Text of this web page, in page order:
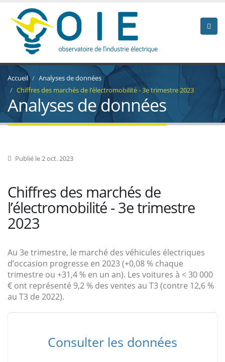
Accueil
Analyses de données
Chiffres des marchés de l’électromobilité - 3e trimestre 2023
Analyses de données
Publié le 2 oct. 2023
Chiffres des marchés de
l’électromobilité - 3e trimestre
2023
Au 3e trimestre, le marché des véhicules électriques
d’occasion progresse en 2023 (+0,08 % chaque
trimestre ou +31,4 % en un an). Les voitures à < 30 000
€ ont représenté 9,2 % des ventes au T3 (contre 12,6 %
au T3 de 2022).
Consulter les données